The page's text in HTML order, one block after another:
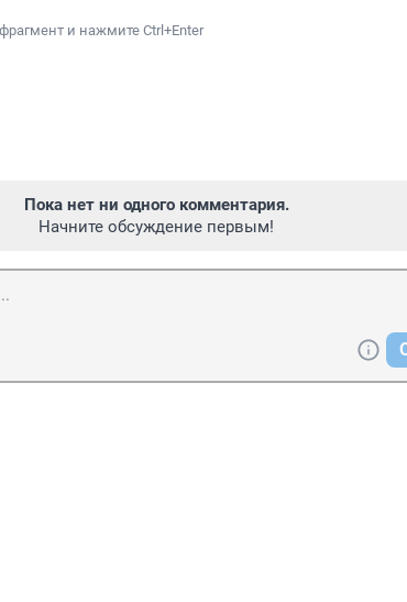
и нажмите Ctrl+Enter
Пока нет ни одного комментария.
Начните обсуждение первым!